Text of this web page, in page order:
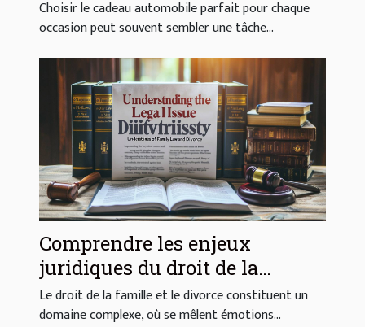
Choisir le cadeau automobile parfait pour chaque
occasion peut souvent sembler une tâche...
Comprendre les enjeux
juridiques du droit de la
famille et du divorce
Le droit de la famille et le divorce constituent un
domaine complexe, où se mêlent émotions...